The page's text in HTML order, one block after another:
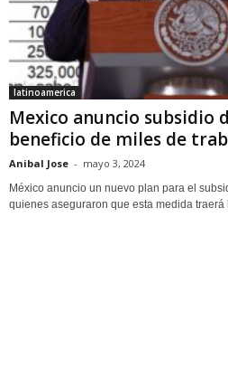
latinoamerica
Mexico anuncio subsidio
beneficio de miles de
Anibal Jose - mayo 3, 2024
México anuncio un nuevo plan para el
quienes aseguraron que esta medida traerá